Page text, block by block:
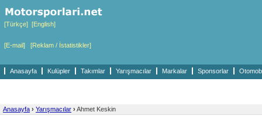
[Türkçe] [English]
[E-mail] [Reklam / İstatistikler]
Anasayfa Kulüpler Takımlar Yarışmacılar Markalar Sponsorlar
Anasayfa › Yarışmacılar › Ahmet Keskin